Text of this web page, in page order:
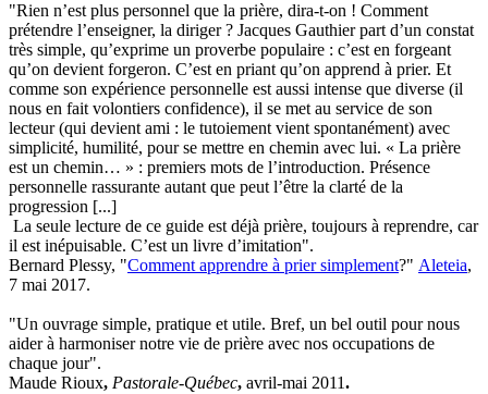
"Rien n’est plus personnel que la prière, dira-t-on ! Comment
prétendre l’enseigner, la diriger ? Jacques Gauthier part d’un constat
très simple, qu’exprime un proverbe populaire : c’est en forgeant
qu’on devient forgeron. C’est en priant qu’on apprend à prier. Et
comme son expérience personnelle est aussi intense que diverse (il
nous en fait volontiers confidence), il se met au service de son
lecteur (qui devient ami : le tutoiement vient spontanément) avec
simplicité, humilité, pour se mettre en chemin avec lui. « La prière
est un chemin… » : premiers mots de l’introduction. Présence
personnelle rassurante autant que peut l’être la clarté de la
progression [...]
La seule lecture de ce guide est déjà prière, toujours à reprendre, car
il est inépuisable. C’est un livre d’imitation".
Bernard Plessy, "Comment apprendre à prier simplement?" Aleteia,
7 mai 2017.
"Un ouvrage simple, pratique et utile. Bref, un bel outil pour nous
aider à harmoniser notre vie de prière avec nos occupations de
chaque jour".
Maude Rioux, Pastorale-Québec, avril-mai 2011.